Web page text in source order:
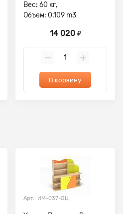
Вес: 60 кг,
Объем: 0.109 m3
14 020 ₽
В корзину
Арт.: ИМ-037-ДЦ